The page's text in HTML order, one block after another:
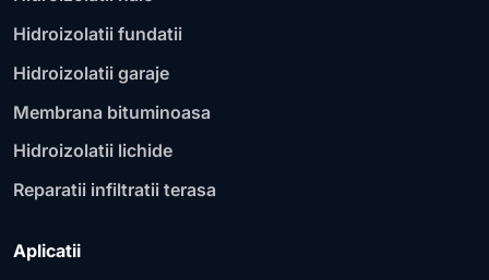
Hidroizolatii fundatii
Hidroizolatii garaje
Membrana bituminoasa
Hidroizolatii lichide
Reparatii infiltratii terasa
Aplicatii